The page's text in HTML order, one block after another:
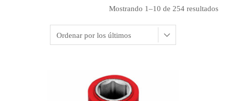
Mostrando 1–10 de 254 resultados